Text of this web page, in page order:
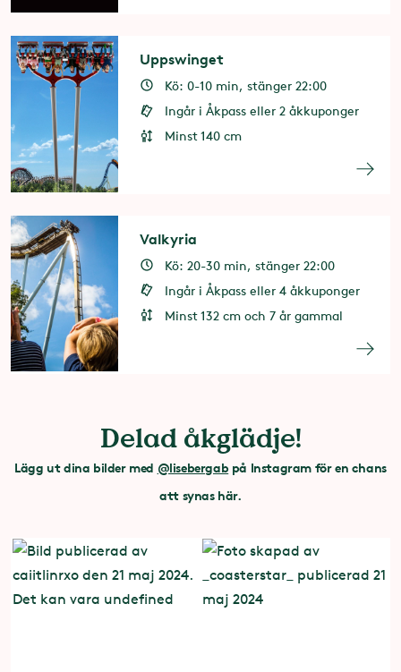
Uppswinget
Kö: 0-10 min, stänger 22:00
Ingår i Åkpass eller 2 åkkuponger
Minst 140 cm
Valkyria
Kö: 20-30 min, stänger 22:00
Ingår i Åkpass eller 4 åkkuponger
Minst 132 cm och 7 år gammal
Delad åkglädje!
Lägg ut dina bilder med @lisebergab på Instagram för en chans
att synas här.